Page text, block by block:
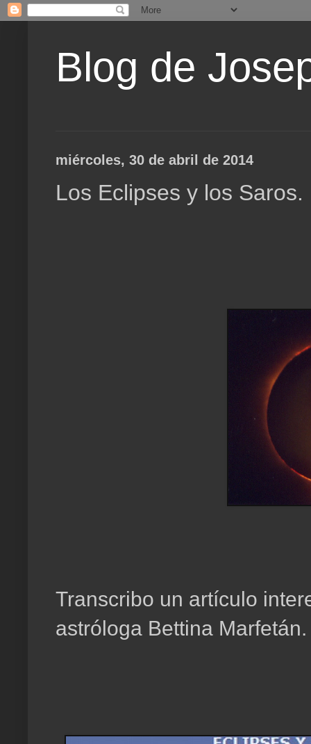
Blog de
miércoles, 30 de abril de 2014
Los Eclipses y los
Transcribo un artículo
astróloga Bettina Marfetán.